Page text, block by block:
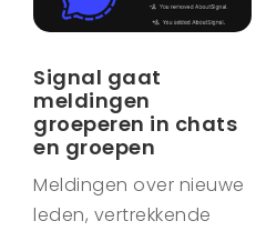
Signal gaat
meldingen
groeperen in chats
en groepen
Meldingen over nieuwe
leden, vertrekkende